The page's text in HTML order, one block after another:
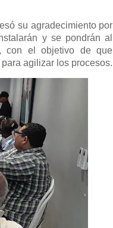
su agradecimiento por
y se pondrán al
con el objetivo de que
agilizar los procesos.